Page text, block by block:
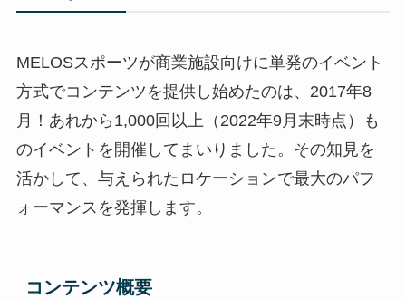
MELOSスポーツが商業施設向けに単発のイベント
方式でコンテンツを提供し始めたのは、2017年8
月！あれから1,000回以上（2022年9月末時点）も
のイベントを開催してまいりました。その知見を
活かして、与えられたロケーションで最大のパフ
ォーマンスを発揮します。
コンテンツ概要